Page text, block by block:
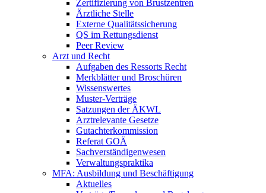
Zertifizierung von Brustzentren
Ärztliche Stelle
Externe Qualitätssicherung
QS im Rettungsdienst
Peer Review
Arzt und Recht
Aufgaben des Ressorts Recht
Merkblätter und Broschüren
Wissenswertes
Muster-Verträge
Satzungen der ÄKWL
Arztrelevante Gesetze
Gutachterkommission
Referat GOÄ
Sachverständigenwesen
Verwaltungspraktika
MFA: Ausbildung und Beschäftigung
Aktuelles